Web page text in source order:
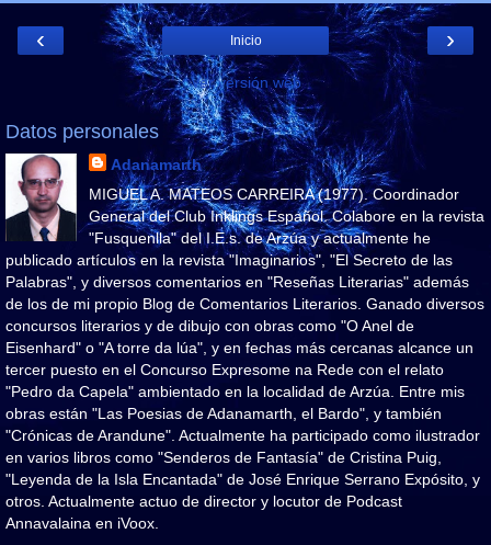
‹ ›
Inicio
Ver versión web
Datos personales
Adanamarth
MIGUEL A. MATEOS CARREIRA (1977). Coordinador
General del Club Inklings Español. Colabore en la revista
"Fusquenlla" del I.E.s. de Arzúa y actualmente he
publicado artículos en la revista "Imaginarios", "El Secreto de las
Palabras", y diversos comentarios en "Reseñas Literarias" además
de los de mi propio Blog de Comentarios Literarios. Ganado diversos
concursos literarios y de dibujo con obras como "O Anel de
Eisenhard" o "A torre da lúa", y en fechas más cercanas alcance un
tercer puesto en el Concurso Expresome na Rede con el relato
"Pedro da Capela" ambientado en la localidad de Arzúa. Entre mis
obras están "Las Poesias de Adanamarth, el Bardo", y también
"Crónicas de Arandune". Actualmente ha participado como ilustrador
en varios libros como "Senderos de Fantasía" de Cristina Puig,
"Leyenda de la Isla Encantada" de José Enrique Serrano Expósito, y
otros. Actualmente actuo de director y locutor de Podcast
Annavalaina en iVoox.